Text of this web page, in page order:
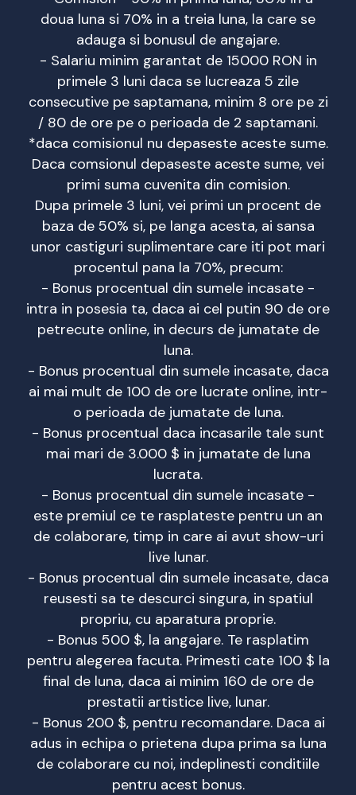
doua luna si 70% in a treia luna, la care se
adauga si bonusul de angajare.
- Salariu minim garantat de 15000 RON in
primele 3 luni daca se lucreaza 5 zile
consecutive pe saptamana, minim 8 ore pe zi
/ 80 de ore pe o perioada de 2 saptamani.
*daca comisionul nu depaseste aceste sume.
Daca comsionul depaseste aceste sume, vei
primi suma cuvenita din comision.
Dupa primele 3 luni, vei primi un procent de
baza de 50% si, pe langa acesta, ai sansa
unor castiguri suplimentare care iti pot mari
procentul pana la 70%, precum:
- Bonus procentual din sumele incasate -
intra in posesia ta, daca ai cel putin 90 de ore
petrecute online, in decurs de jumatate de
luna.
- Bonus procentual din sumele incasate, daca
ai mai mult de 100 de ore lucrate online, intr-
o perioada de jumatate de luna.
- Bonus procentual daca incasarile tale sunt
mai mari de 3.000 $ in jumatate de luna
lucrata.
- Bonus procentual din sumele incasate -
este premiul ce te rasplateste pentru un an
de colaborare, timp in care ai avut show-uri
live lunar.
- Bonus procentual din sumele incasate, daca
reusesti sa te descurci singura, in spatiul
propriu, cu aparatura proprie.
- Bonus 500 $, la angajare. Te rasplatim
pentru alegerea facuta. Primesti cate 100 $ la
final de luna, daca ai minim 160 de ore de
prestatii artistice live, lunar.
- Bonus 200 $, pentru recomandare. Daca ai
adus in echipa o prietena dupa prima sa luna
de colaborare cu noi, indeplinesti conditiile
pentru acest bonus.